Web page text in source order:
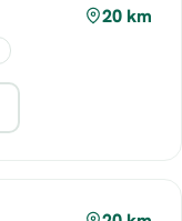
20 km